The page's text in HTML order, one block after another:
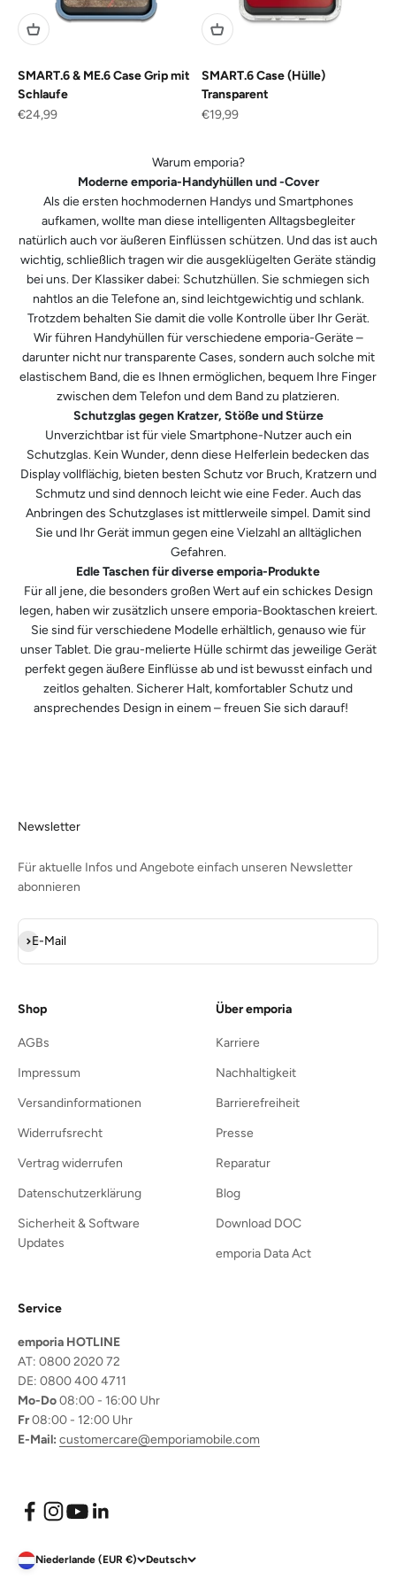
SMART.6 & ME.6 Case Grip mit
Schlaufe
Angebot
€24,99
SMART.6 Case (Hülle)
Transparent
Angebot
€19,99
Warum emporia?
Moderne emporia-Handyhüllen und -Cover
Als die ersten hochmodernen Handys und Smartphones
aufkamen, wollte man diese intelligenten Alltagsbegleiter
natürlich auch vor äußeren Einflüssen schützen. Und das ist auch
wichtig, schließlich tragen wir die ausgeklügelten Geräte ständig
bei uns. Der Klassiker dabei: Schutzhüllen. Sie schmiegen sich
nahtlos an die Telefone an, sind leichtgewichtig und schlank.
Trotzdem behalten Sie damit die volle Kontrolle über Ihr Gerät.
Wir führen Handyhüllen für verschiedene emporia-Geräte –
darunter nicht nur transparente Cases, sondern auch solche mit
elastischem Band, die es Ihnen ermöglichen, bequem Ihre Finger
zwischen dem Telefon und dem Band zu platzieren.
Schutzglas gegen Kratzer, Stöße und Stürze
Unverzichtbar ist für viele Smartphone-Nutzer auch ein
Schutzglas. Kein Wunder, denn diese Helferlein bedecken das
Display vollflächig, bieten besten Schutz vor Bruch, Kratzern und
Schmutz und sind dennoch leicht wie eine Feder. Auch das
Anbringen des Schutzglases ist mittlerweile simpel. Damit sind
Sie und Ihr Gerät immun gegen eine Vielzahl an alltäglichen
Gefahren.
Edle Taschen für diverse emporia-Produkte
Für all jene, die besonders großen Wert auf ein schickes Design
legen, haben wir zusätzlich unsere emporia-Booktaschen kreiert.
Sie sind für verschiedene Modelle erhältlich, genauso wie für
unser Tablet. Die grau-melierte Hülle schirmt das jeweilige Gerät
perfekt gegen äußere Einflüsse ab und ist bewusst einfach und
zeitlos gehalten. Sicherer Halt, komfortabler Schutz und
ansprechendes Design in einem – freuen Sie sich darauf!
Newsletter
Für aktuelle Infos und Angebote einfach unseren Newsletter
abonnieren
E-Mail
Abonnieren
Shop
AGBs
Impressum
Versandinformationen
Widerrufsrecht
Vertrag widerrufen
Datenschutzerklärung
Sicherheit & Software
Updates
Über emporia
Karriere
Nachhaltigkeit
Barrierefreiheit
Presse
Reparatur
Blog
Download DOC
emporia Data Act
Service
emporia HOTLINE
AT: 0800 2020 72
DE: 0800 400 4711
Mo-Do08:00 - 16:00 Uhr
Fr08:00 - 12:00 Uhr
E-Mail: customercare@emporiamobile.com
Niederlande (EUR €) Deutsch